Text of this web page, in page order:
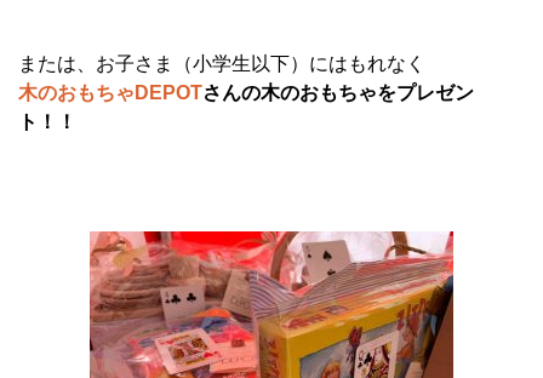
または、お子さま（小学生以下）にはもれなく
木のおもちゃDEPOTさんの木のおもちゃをプレゼン
ト！！